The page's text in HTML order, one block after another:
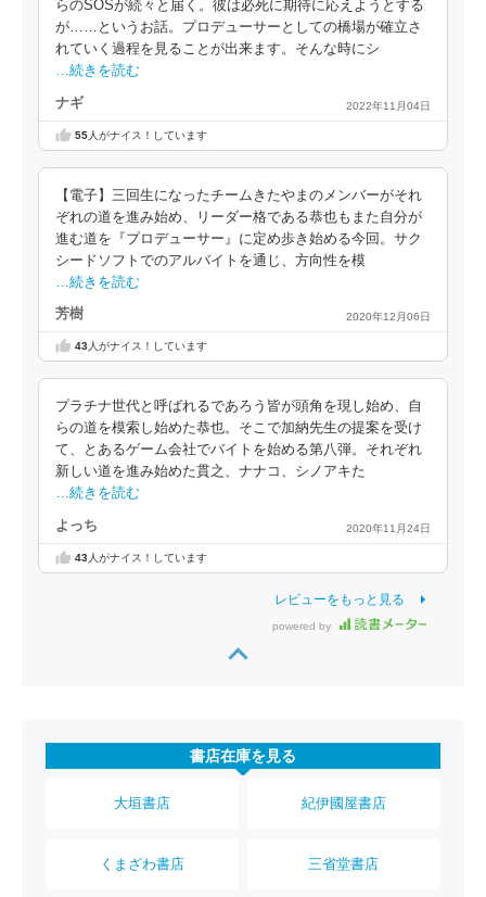
らのSOSが続々と届く。彼は必死に期待に応えようとする
が……というお話。プロデューサーとしての橋場が確立さ
れていく過程を見ることが出来ます。そんな時にシ
…続きを読む
ナギ 2022年11月04日
55人がナイス！しています
【電子】三回生になったチームきたやまのメンバーがそれ
ぞれの道を進み始め、リーダー格である恭也もまた自分が
進む道を『プロデューサー』に定め歩き始める今回。サク
シードソフトでのアルバイトを通じ、方向性を模
…続きを読む
芳樹 2020年12月06日
43人がナイス！しています
プラチナ世代と呼ばれるであろう皆が頭角を現し始め、自
らの道を模索し始めた恭也。そこで加納先生の提案を受け
て、とあるゲーム会社でバイトを始める第八弾。それぞれ
新しい道を進み始めた貫之、ナナコ、シノアキた
…続きを読む
よっち 2020年11月24日
43人がナイス！しています
レビューをもっと見る
powered by
書店在庫を見る
大垣書店 紀伊國屋書店
くまざわ書店 三省堂書店